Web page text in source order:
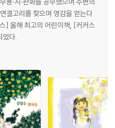
했다.
리는 것 같았다.’
이야기
된다. 같은 수업을 듣게 된 유리와 지
리지만, 활달하고 적극적인 지원에게
, 장난꾸러기 남동생 때문에 속상하다
생이 있는 걸 알고 꼬치꼬치 묻는다.
결고리를 찾으며 영감을 얻는다.
] 올해 최고의 어린이책, [커커스
었다.